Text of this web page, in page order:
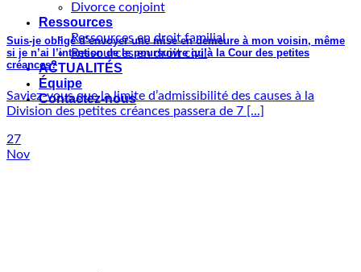
Divorce conjoint
Ressources
Ressources en droit familial
Ressources en droit civil
ACTUALITÉS
Équipe
Contactez-nous
Suis-je obligé d’envoyer une mise en demeure à mon voisin, même
si je n’ai l’intention de le poursuivre qu’à la Cour des petites
créances?
Saviez-vous que la limite d’admissibilité des causes à la
Division des petites créances passera de 7 [...]
27
Nov